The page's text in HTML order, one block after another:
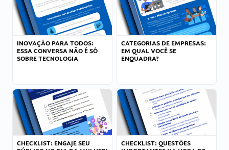
INOVAÇÃO PARA TODOS:
ESSA CONVERSA NÃO É SÓ
SOBRE TECNOLOGIA
CATEGORIAS DE EMPRESAS:
EM QUAL VOCÊ SE
ENQUADRA?
CHECKLIST: ENGAJE SEU
CHECKLIST: QUESTÕES